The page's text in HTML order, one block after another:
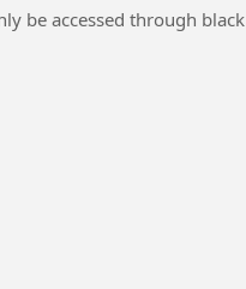
be accessed through black